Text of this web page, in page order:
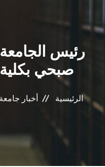
رئيس
صبحي بكلية
الرئيسية أخبار